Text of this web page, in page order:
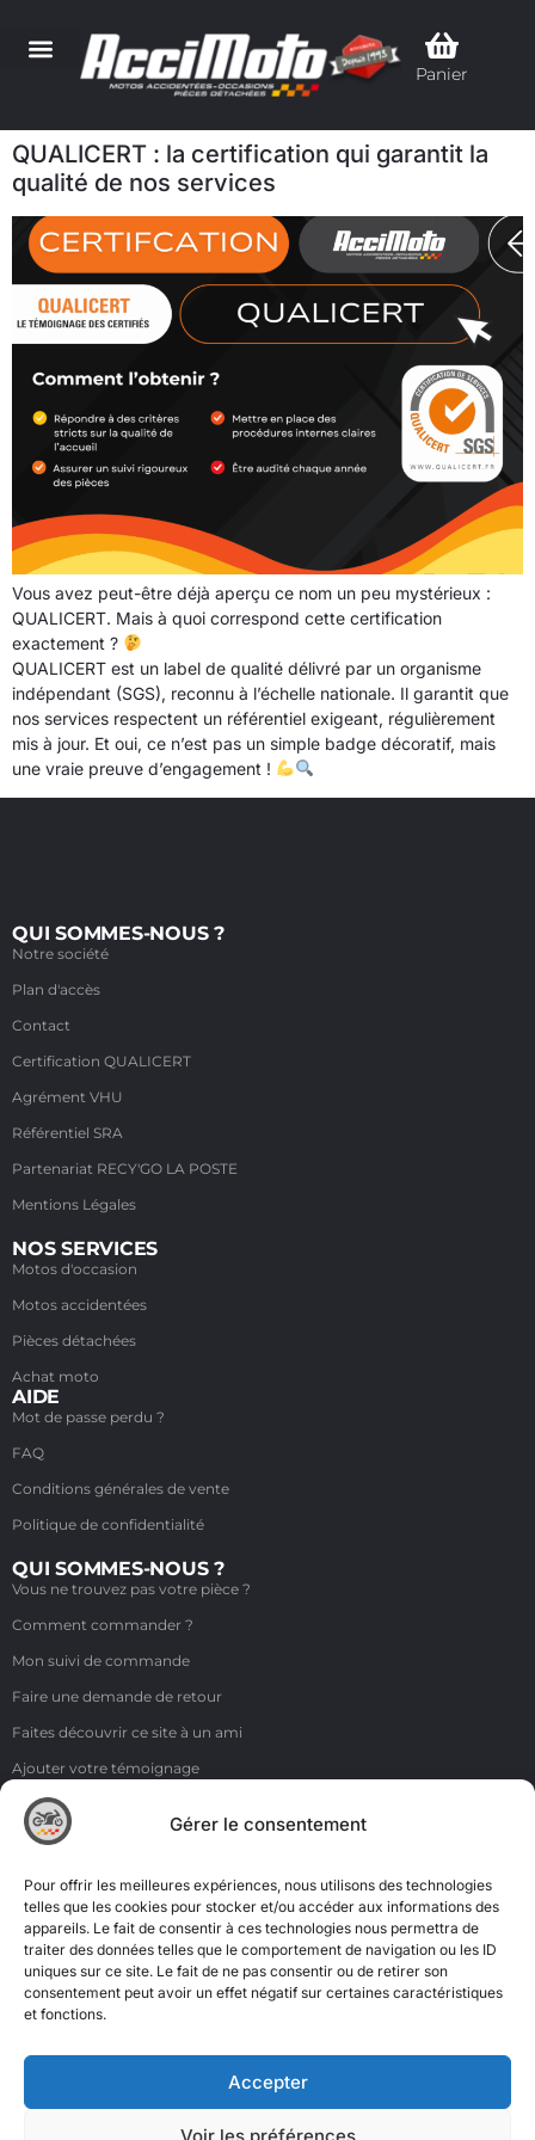
Gérer le consentement
Pour offrir les meilleures expériences, nous utilisons des technologies
telles que les cookies pour stocker et/ou accéder aux informations des
appareils. Le fait de consentir à ces technologies nous permettra de
traiter des données telles que le comportement de navigation ou les ID
uniques sur ce site. Le fait de ne pas consentir ou de retirer son
consentement peut avoir un effet négatif sur certaines caractéristiques
et fonctions.
Accepter
Voir les préférences
Panier
QUALICERT : la certification qui garantit la
qualité de nos services
Vous avez peut-être déjà aperçu ce nom un peu mystérieux :
QUALICERT. Mais à quoi correspond cette certification
exactement ?
QUALICERT est un label de qualité délivré par un organisme
indépendant (SGS), reconnu à l’échelle nationale. Il garantit que
nos services respectent un référentiel exigeant, régulièrement
mis à jour. Et oui, ce n’est pas un simple badge décoratif, mais
une vraie preuve d’engagement !
QUI SOMMES-NOUS ?
Notre société
Plan d'accès
Contact
Certification QUALICERT
Agrément VHU
Référentiel SRA
Partenariat RECY'GO LA POSTE
Mentions Légales
NOS SERVICES
Motos d'occasion
Motos accidentées
Pièces détachées
Achat moto
AIDE
Mot de passe perdu ?
FAQ
Conditions générales de vente
Politique de confidentialité
QUI SOMMES-NOUS ?
Vous ne trouvez pas votre pièce ?
Comment commander ?
Mon suivi de commande
Faire une demande de retour
Faites découvrir ce site à un ami
Ajouter votre témoignage
Voir tous les témoignages
Liens
NOS COORDONNÉES
ZI de la Moinerie - 8 rue du Roussillon 91220 Bretigny sur Orge
Email: contact@accimoto.com
Standard : +33(0)1 69 88 16 16